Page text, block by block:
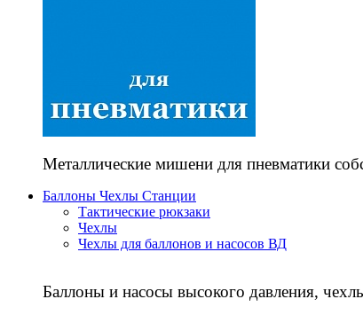
Металлические мишени для пневматики
Баллоны Чехлы Станции
Тактические рюкзаки
Чехлы
Чехлы для баллонов и насосов ВД
Баллоны и насосы высокого давления,